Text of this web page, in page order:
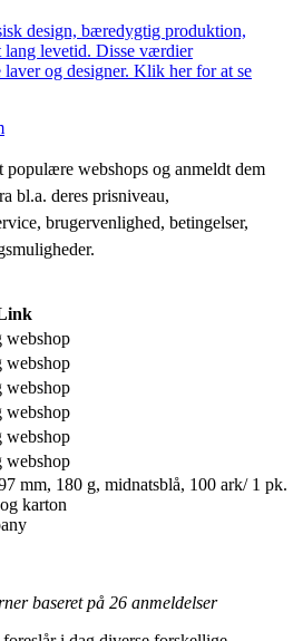
design, bæredygtig produktion,
lang levetid. Disse værdier
laver og designer. Klik her for at se
populære webshops og anmeldt dem
bl.a. deres prisniveau,
brugervenlighed, betingelser,
webshop
webshop
webshop
webshop
webshop
webshop
mm, 180 g, midnatsblå, 100 ark/ 1 pk.
karton
baseret på 26 anmeldelser